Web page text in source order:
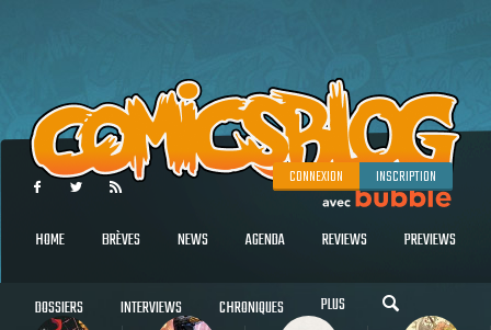
CONNEXION INSCRIPTION
HOME BRÈVES NEWS AGENDA REVIEWS PREVIEWS
DOSSIERS INTERVIEWS CHRONIQUES PLUS